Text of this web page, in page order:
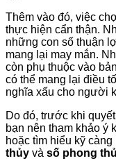
Thêm vào đó, việc
thực hiện cẩn thận.
những con số thuận
mang lại may mắn.
còn phụ thuộc vào
có thể mang lại điều
nghĩa xấu cho người
Do đó, trước khi
bạn nên tham khảo ý
hoặc tìm hiểu kỹ
thủy và số phong